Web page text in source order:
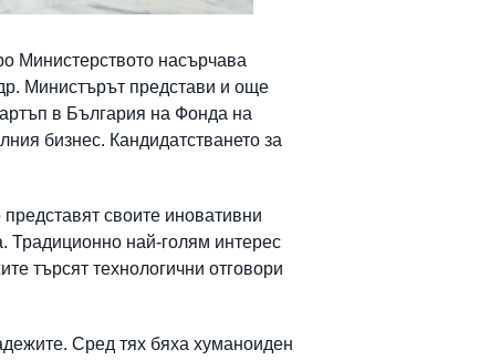
Министерството насърчава
Министърът представи и още
в България на Фонда на
бизнес. Кандидатстването за
своите иновативни
Традиционно най-голям интерес
търсят технологични отговори
Сред тях бяха хуманоиден